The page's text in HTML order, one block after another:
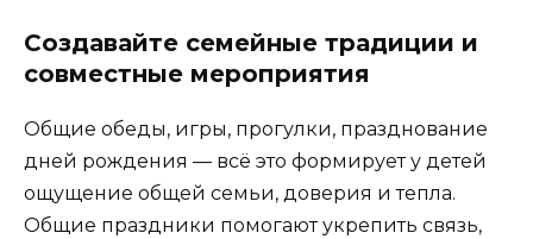
Создавайте семейные традиции и
совместные мероприятия
Общие обеды, игры, прогулки, празднование
дней рождения — всё это формирует у детей
ощущение общей семьи, доверия и тепла.
Общие праздники помогают укрепить связь,